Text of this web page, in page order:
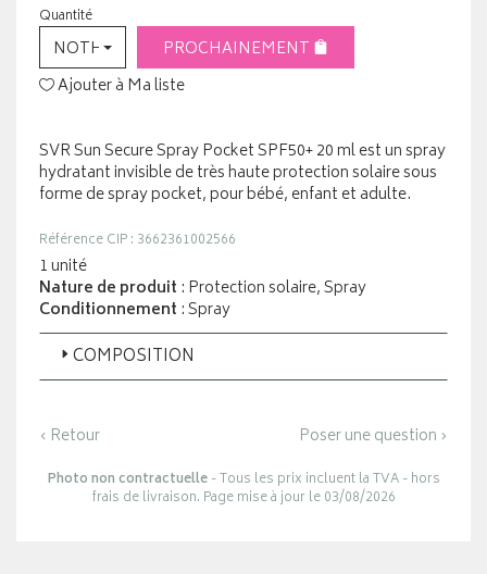
Quantité
NOTHING SELECTEDPROCHAINEMENT
Ajouter à Ma liste
SVR Sun Secure Spray Pocket SPF50+ 20 ml est un spray
hydratant invisible de très haute protection solaire sous
forme de spray pocket, pour bébé, enfant et adulte.
Référence CIP : 3662361002566
1 unité
Nature de produit : Protection solaire, Spray
Conditionnement : Spray
COMPOSITION
‹ Retour Poser une question ›
Photo non contractuelle- Tous les prix incluent la TVA - hors
frais de livraison. Page mise à jour le 03/08/2026